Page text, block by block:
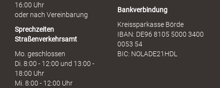
16:00 Uhr
oder nach Vereinbarung
Sprechzeiten
Straßenverkehrsamt
Mo. geschlossen
Di. 8:00 - 12:00 und 13:00 -
18:00 Uhr
Mi. 8:00 - 12:00 Uhr
Bankverbindung
Kreissparkasse Börde
IBAN: DE96 8105 5000 3400
0053 54
BIC: NOLADE21HDL